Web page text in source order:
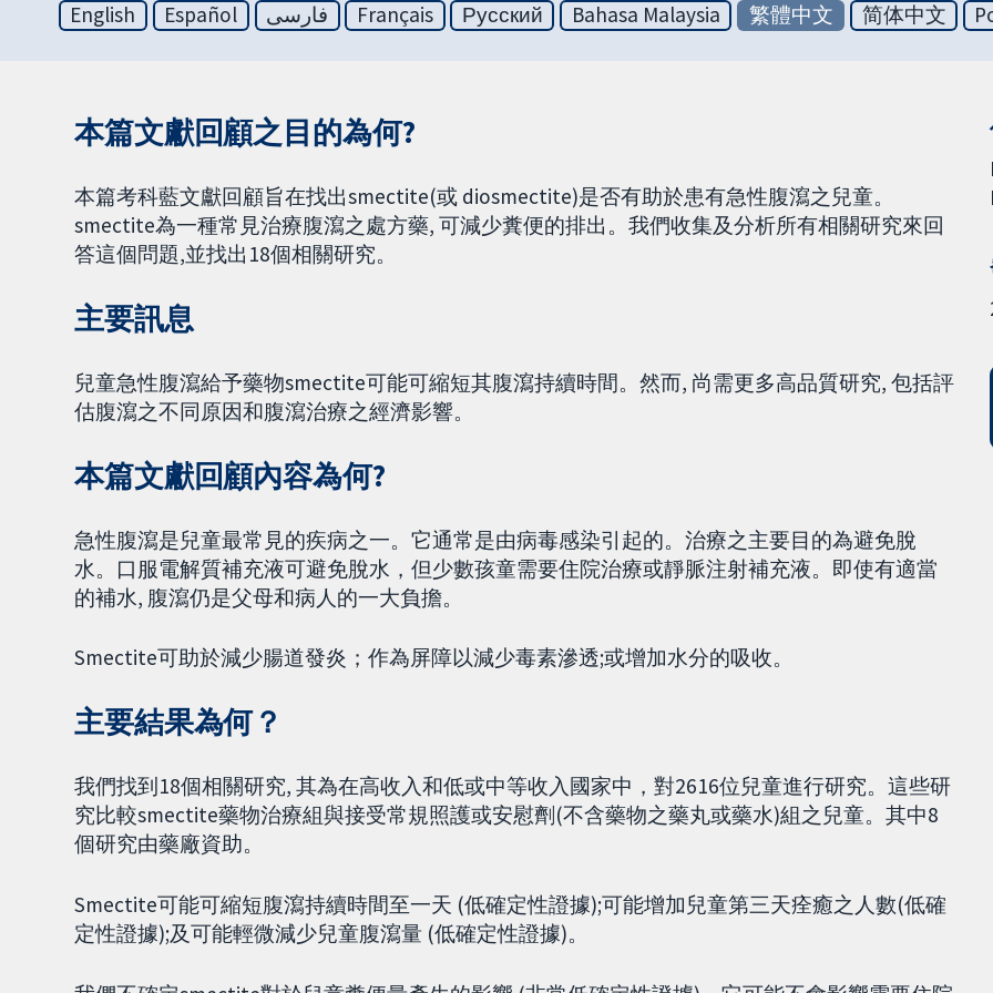
English Español فارسی Français Русский Bahasa Malaysia 繁體中文 简体中文
本篇文獻回顧之目的為何?
本篇考科藍文獻回顧旨在找出smectite(或 diosmectite)是否有助於患有急性腹瀉之兒童。
smectite為一種常見治療腹瀉之處方藥, 可減少糞便的排出。我們收集及分析所有相關研究來回
答這個問題,並找出18個相關研究。
主要訊息
兒童急性腹瀉給予藥物smectite可能可縮短其腹瀉持續時間。然而, 尚需更多高品質研究, 包括評
估腹瀉之不同原因和腹瀉治療之經濟影響。
本篇文獻回顧內容為何?
急性腹瀉是兒童最常見的疾病之一。它通常是由病毒感染引起的。治療之主要目的為避免脫
水。口服電解質補充液可避免脫水，但少數孩童需要住院治療或靜脈注射補充液。即使有適當
的補水, 腹瀉仍是父母和病人的一大負擔。
Smectite可助於減少腸道發炎；作為屏障以減少毒素滲透;或增加水分的吸收。
主要結果為何？
我們找到18個相關研究, 其為在高收入和低或中等收入國家中，對2616位兒童進行研究。這些研
究比較smectite藥物治療組與接受常規照護或安慰劑(不含藥物之藥丸或藥水)組之兒童。其中8
個研究由藥廠資助。
Smectite可能可縮短腹瀉持續時間至一天 (低確定性證據);可能增加兒童第三天痊癒之人數(低確
定性證據);及可能輕微減少兒童腹瀉量 (低確定性證據)。